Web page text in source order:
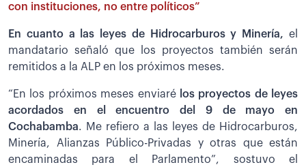
con instituciones, no entre políticos”
En cuanto a las leyes de Hidrocarburos y Minería, el
mandatario señaló que los proyectos también serán
remitidos a la ALP en los próximos meses.
“En los próximos meses enviaré los proyectos de leyes
acordados en el encuentro del 9 de mayo en
Cochabamba. Me refiero a las leyes de Hidrocarburos,
Minería, Alianzas Público-Privadas y otras que están
encaminadas para el Parlamento”, sostuvo el